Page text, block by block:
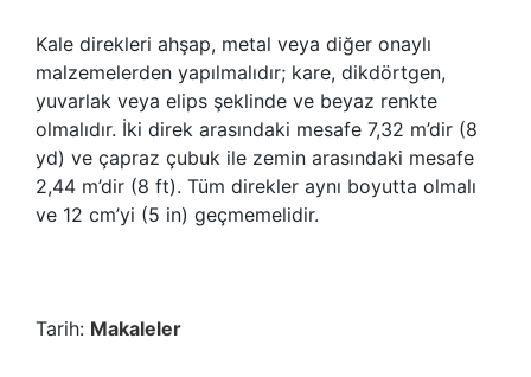
Kale direkleri ahşap, metal veya diğer onaylı
malzemelerden yapılmalıdır; kare, dikdörtgen,
yuvarlak veya elips şeklinde ve beyaz renkte
olmalıdır. İki direk arasındaki mesafe 7,32 m’dir (8
yd) ve çapraz çubuk ile zemin arasındaki mesafe
2,44 m’dir (8 ft). Tüm direkler aynı boyutta olmalı
ve 12 cm’yi (5 in) geçmemelidir.
Tarih: Makaleler